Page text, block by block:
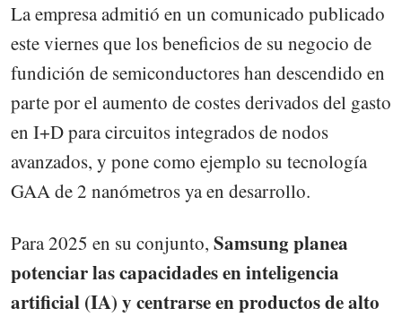
La empresa admitió en un comunicado publicado
este viernes que los beneficios de su negocio de
fundición de semiconductores han descendido en
parte por el aumento de costes derivados del gasto
en I+D para circuitos integrados de nodos
avanzados, y pone como ejemplo su tecnología
GAA de 2 nanómetros ya en desarrollo.
Para 2025 en su conjunto, Samsung planea
potenciar las capacidades en inteligencia
artificial (IA) y centrarse en productos de alto